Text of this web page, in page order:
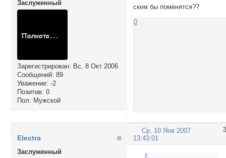
Заслуженный
Зарегистрирован: Вс, 8 Окт 2006
Сообщений: 89
Уважение: -2
Позитив: 0
Пол: Мужской
скем бы поменятся??
0
3
Ср, 10 Янв 2007
13:43:01
Electra
Заслуженный